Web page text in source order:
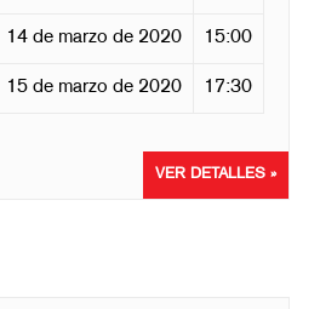
14 de marzo de 2020 15:00
15 de marzo de 2020 17:30
VER DETALLES »